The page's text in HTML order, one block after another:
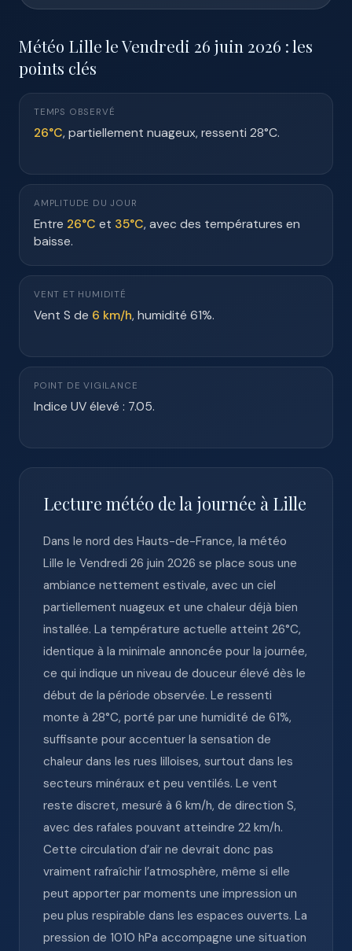
Météo Lille le Vendredi 26 juin 2026 : les
points clés
TEMPS OBSERVÉ
26°C, partiellement nuageux, ressenti 28°C.
AMPLITUDE DU JOUR
Entre 26°C et 35°C, avec des températures en
baisse.
VENT ET HUMIDITÉ
Vent S de 6 km/h, humidité 61%.
POINT DE VIGILANCE
Indice UV élevé : 7.05.
Lecture météo de la journée à Lille
Dans le nord des Hauts-de-France, la météo
Lille le Vendredi 26 juin 2026 se place sous une
ambiance nettement estivale, avec un ciel
partiellement nuageux et une chaleur déjà bien
installée. La température actuelle atteint 26°C,
identique à la minimale annoncée pour la journée,
ce qui indique un niveau de douceur élevé dès le
début de la période observée. Le ressenti
monte à 28°C, porté par une humidité de 61%,
suffisante pour accentuer la sensation de
chaleur dans les rues lilloises, surtout dans les
secteurs minéraux et peu ventilés. Le vent
reste discret, mesuré à 6 km/h, de direction S,
avec des rafales pouvant atteindre 22 km/h.
Cette circulation d’air ne devrait donc pas
vraiment rafraîchir l’atmosphère, même si elle
peut apporter par moments une impression un
peu plus respirable dans les espaces ouverts. La
pression de 1010 hPa accompagne une situation